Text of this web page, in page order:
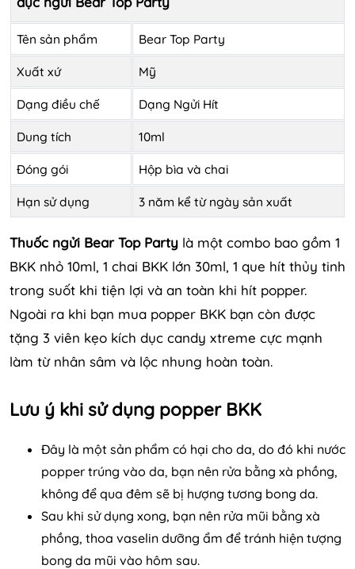
Tên sản phẩm Bear Top Party
Xuất xứ Mỹ
Dạng điều chế Dạng Ngửi Hít
Dung tích 10ml
Đóng gói Hộp bìa và chai
Hạn sử dụng 3 năm kể từ ngày sản xuất
Thuốc ngửi Bear Top Party là một combo bao gồm 1
BKK nhỏ 10ml, 1 chai BKK lớn 30ml, 1 que hít thủy tinh
trong suốt khi tiện lợi và an toàn khi hít popper.
Ngoài ra khi bạn mua popper BKK bạn còn được
tặng 3 viên kẹo kích dục candy xtreme cực mạnh
làm từ nhân sâm và lộc nhung hoàn toàn.
Lưu ý khi sử dụng popper BKK
Đây là một sản phẩm có hại cho da, do đó khi nước
popper trúng vào da, bạn nên rửa bằng xà phồng,
không để qua đêm sẽ bị hượng tương bong da.
Sau khi sử dụng xong, bạn nên rửa mũi bằng xà
phồng, thoa vaselin dưỡng ẩm để tránh hiện tượng
bong da mũi vào hôm sau.